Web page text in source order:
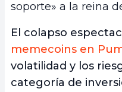
soporte» a la reina
El colapso
memecoins en
volatilidad y los
categoría de